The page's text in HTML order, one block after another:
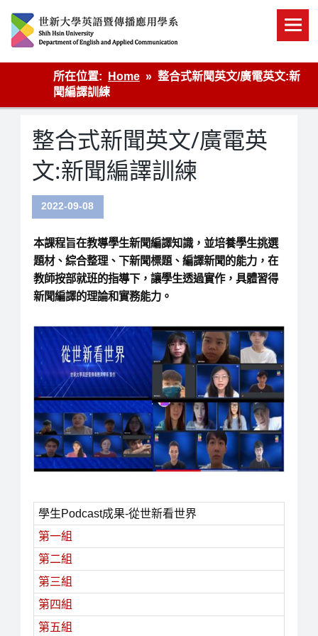
content
英語傳播
所在位置:
Home
整合式新聞英文/廣電英文:新
聞編譯訓練
整合式新聞英文/廣電英
文:新聞編譯訓練
2022-09-08
本課程旨在教導學生新聞編譯知識，並培養學生挑選
題材、綜合整理、下新聞標題、編譯新聞的能力，在
教師按部就班的指導下，讓學生透過實作，具體習得
新聞編譯的理論和實務能力。
學生Podcast成果-從世新看世界
第一組
第二組
第三組
第四組
第五組